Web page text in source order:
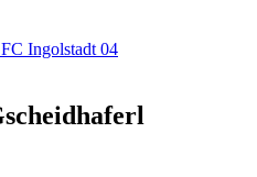
Ingolstadt 04